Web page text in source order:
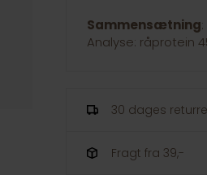
Sammensætning
Analyse: råprotein
30 dages
Fragt fra 39,-